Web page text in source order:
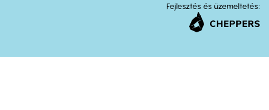
Fejlesztés és üzemeltetés: